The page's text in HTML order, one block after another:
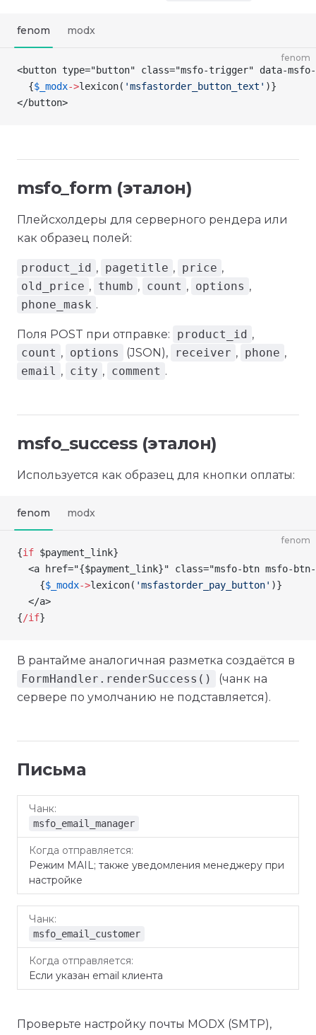
fenom modx
fenom
<button type="button" class="msfo-trigger" data-
  {
$_modx->lexicon( 'msfastorder_button_text' )}
</button>
msfo_form (эталон)
Плейсхолдеры для серверного рендера или
как образец полей:
product_id , pagetitle , price ,
old_price , thumb , count , options ,
phone_mask .
Поля POST при отправке: product_id ,
count , options (JSON), receiver , phone ,
email , city , comment .
msfo_success (эталон)
Используется как образец для кнопки оплаты:
fenom modx
fenom
{if $payment_link}
  <a href="
{$payment_link}" class="msfo-btn msfo-
    {
$_modx->lexicon( 'msfastorder_pay_button' )}
  </a>
{/if}
В рантайме аналогичная разметка создаётся в
FormHandler.renderSuccess()
(чанк на
сервере по умолчанию не подставляется).
Письма
Чанк
отправляется
msfo_email_manager
Режим MAIL; также уведомления менеджеру при
настройке
msfo_email_customer
Если указан email клиента
Проверьте настройку почты MODX (SMTP),